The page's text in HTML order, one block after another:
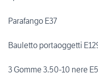
Parafango E37
Bauletto portaoggetti
3 Gomme 3.50-10 nere